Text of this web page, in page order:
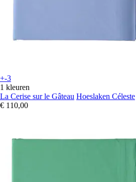
+-3
1 kleuren
La Cerise sur le Gâteau Hoeslaken Céleste
€ 110,00